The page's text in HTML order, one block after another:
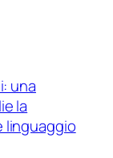
una
la
linguaggio